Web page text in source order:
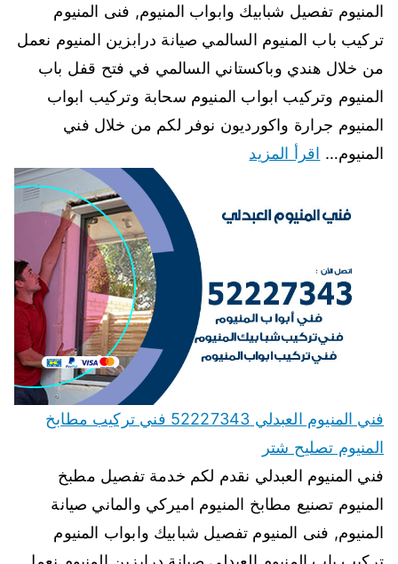
المنيوم تفصيل شبابيك وابواب المنيوم, فنى المنيوم
تركيب باب المنيوم السالمي صيانة درابزين المنيوم نعمل
من خلال هندي وباكستاني السالمي في فتح قفل باب
المنيوم وتركيب ابواب المنيوم سحابة وتركيب ابواب
المنيوم جرارة واكورديون نوفر لكم من خلال فني
المنيوم… اقرأ المزيد
فني المنيوم العبدلي 52227343 فني تركيب مطابخ
المنيوم تصليح شتر
فني المنيوم العبدلي نقدم لكم خدمة تفصيل مطبخ
المنيوم تصنيع مطابخ المنيوم اميركي والماني صيانة
المنيوم, فنى المنيوم تفصيل شبابيك وابواب المنيوم